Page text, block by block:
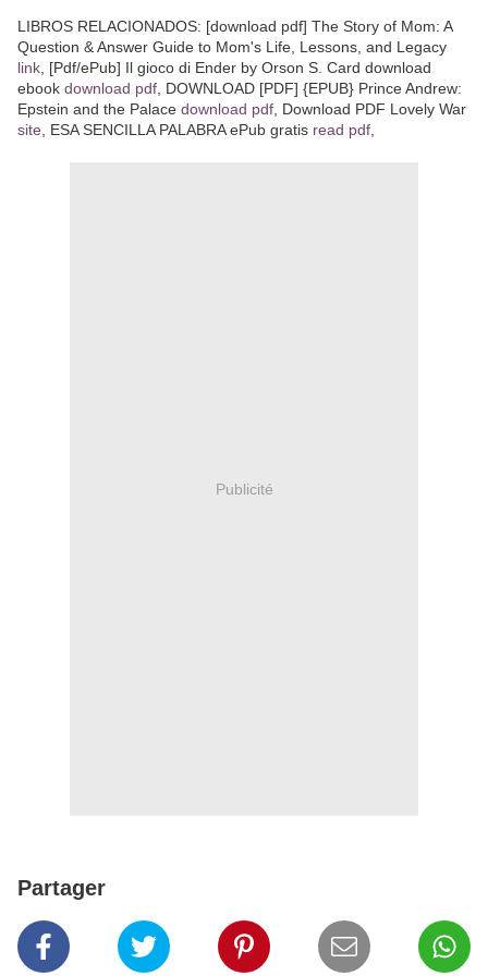
LIBROS RELACIONADOS: [download pdf] The Story of Mom: A
Question & Answer Guide to Mom's Life, Lessons, and Legacy
link , [Pdf/ePub] Il gioco di Ender by Orson S. Card download
ebook download pdf , DOWNLOAD [PDF] {EPUB} Prince Andrew:
Epstein and the Palace download pdf , Download PDF Lovely War
site , ESA SENCILLA PALABRA ePub gratis read pdf
Publicité
Partager